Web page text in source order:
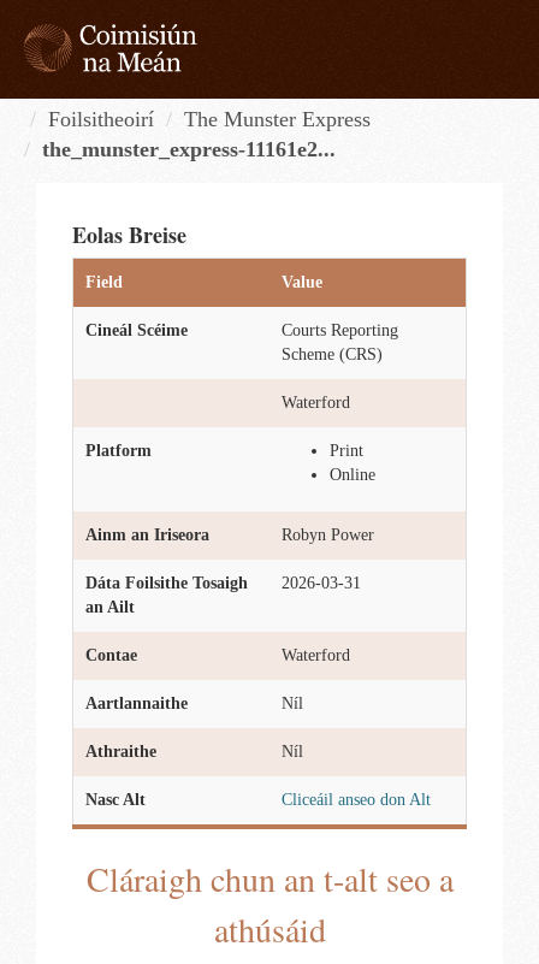
content
Foilsitheoirí
The Munster Express
the_munster_express-11161e2...
Eolas Breise
Field Value
Cineál Scéime
Courts Reporting
Scheme (CRS)
Waterford
Platform
Print
Online
Ainm an Iriseora Robyn Power
Dáta Foilsithe Tosaigh
an Ailt
2026-03-31
Contae Waterford
Aartlannaithe Níl
Athraithe Níl
Nasc Alt Cliceáil anseo don Alt
Cláraigh chun an t-alt seo a
athúsáid